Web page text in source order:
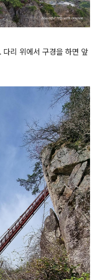
리 위에서 구경을 하면 앞